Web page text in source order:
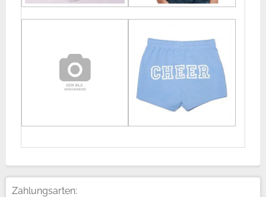
Zahlungsarten: